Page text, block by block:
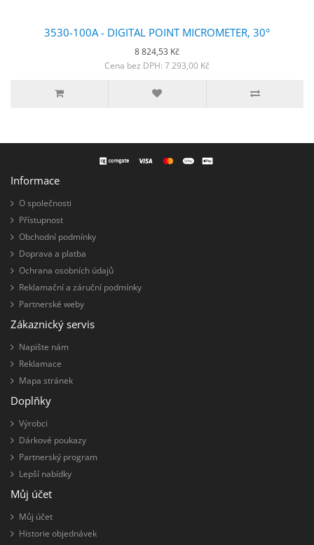
3530-100A - DIGITAL POINT MICROMETER, 30°
8 824,53 Kč
Cena bez DPH: 7 293,00 Kč
Informace
O společnosti
Přístupnost
Obchodní podmínky
Doprava a platba
Ochrana osobních údajů
Reklamační a záruční podmínky
Partnerské weby
Zákaznický servis
Napište nám
Reklamace
Mapa stránek
Doplňky
Výrobci
Dárkové poukazy
Partnerský program
Lepší nabídky
Můj účet
Můj účet
Historie objednávek